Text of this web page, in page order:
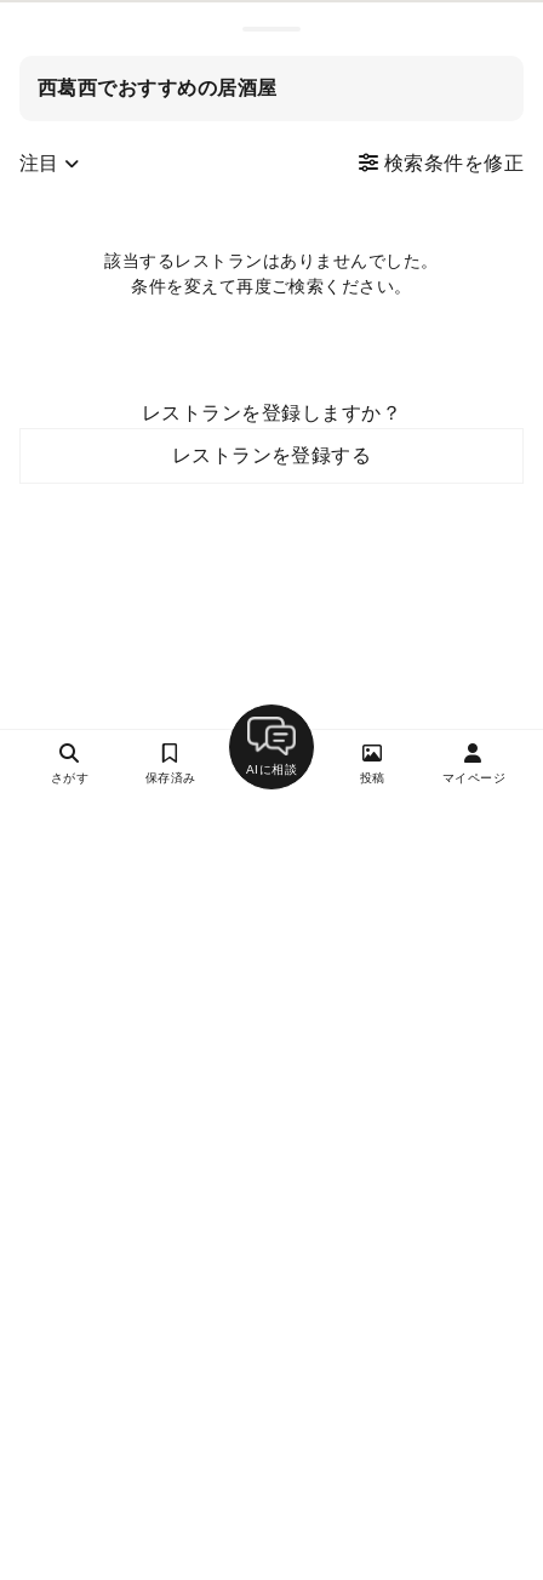
西葛西でおすすめの居酒屋
注目 検索条件を修正
該当するレストランはありませんでした。
条件を変えて再度ご検索ください。
レストランを登録しますか？
レストランを登録する
さがす 保存済み
AIに相談
投稿 マイページ